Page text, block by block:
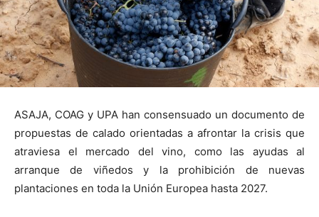
ASAJA, COAG y UPA han consensuado un documento de
propuestas de calado orientadas a afrontar la crisis que
atraviesa el mercado del vino, como las ayudas al
arranque de viñedos y la prohibición de nuevas
plantaciones en toda la Unión Europea hasta 2027.